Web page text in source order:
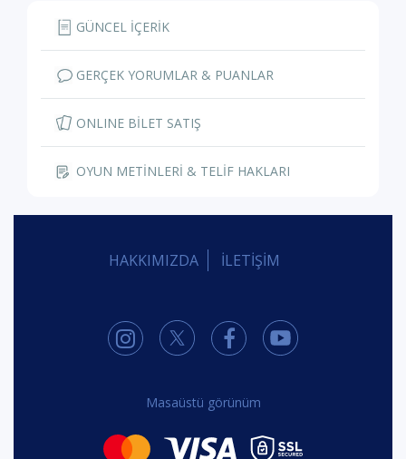
GÜNCEL İÇERİK
GERÇEK YORUMLAR & PUANLAR
ONLINE BİLET SATIŞ
OYUN METİNLERİ & TELİF HAKLARI
HAKKIMIZDA İLETİŞİM
Masaüstü görünüm